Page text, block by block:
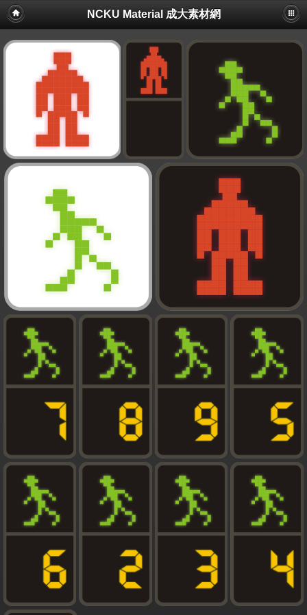
NCKU Material 成大素材網